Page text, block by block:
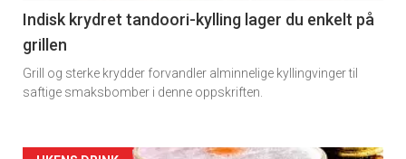
Indisk krydret tandoori-kylling lager du enkelt på
grillen
Grill og sterke krydder forvandler alminnelige kyllingvinger til
saftige smaksbomber i denne oppskriften.